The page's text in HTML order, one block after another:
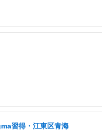
習得・江東区青海